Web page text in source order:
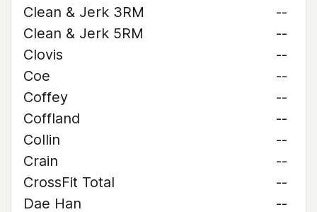
Clean & Jerk 3RM
--
Clean & Jerk 5RM
--
Clovis
--
Coe
--
Coffey
--
Coffland
--
Collin
--
Crain
--
CrossFit Total
--
Dae Han
--